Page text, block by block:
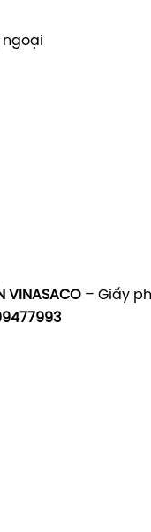
ngoại
VINASACO – Giấy